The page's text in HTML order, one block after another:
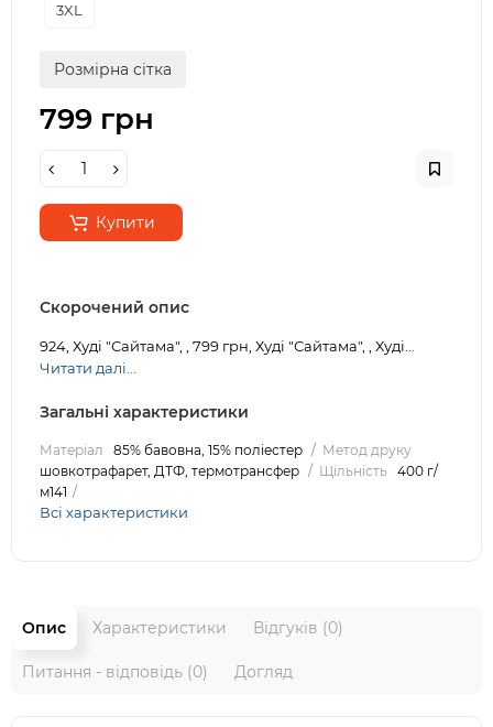
3XL
Розмірна сітка
799 грн
Купити
Скорочений опис
924, Худі "Сайтама", , 799 грн, Худі "Сайтама", , Худі...
Читати далі...
Загальні характеристики
Матеріал 85% бавовна, 15% поліестер
Метод друку
шовкотрафарет, ДТФ, термотрансфер
Щільність 400 г/
м141
Всі характеристики
Опис Характеристики Відгуків (0)
Питання - відповідь (0) Догляд